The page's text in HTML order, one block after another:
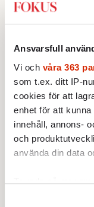
Ansvarsfull
Vi och våra 363
som t.ex. ditt IP-
cookies för att
enhet för att
innehåll, annons-
och
använda din data
Ta reda på mer
Vid
den där
helikopter
området från
sig längre
hade vuxit